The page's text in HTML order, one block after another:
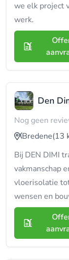
we elk project
werk.
Den
Nog geen
Bredene(13
Bij DEN DIMI
vakmanschap
vloerisolatie
wensen en